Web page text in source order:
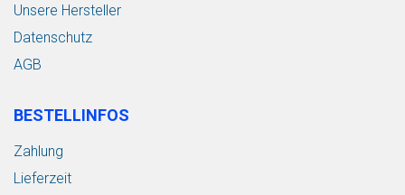
Unsere Hersteller
Datenschutz
AGB
BESTELLINFOS
Zahlung
Lieferzeit